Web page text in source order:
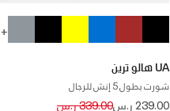
+ 1
UA هالو ترين
شورت بطول 5 إنش للرجال
239.00 ر.سPrice reduced from
339.00 ر.سto